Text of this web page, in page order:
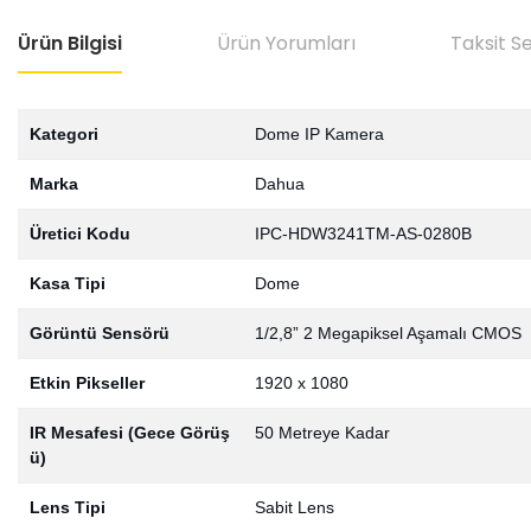
Ürün Bilgisi Ürün Yorumları Taksit
Kategori Dome IP Kamera
Marka Dahua
Üretici Kodu IPC-HDW3241TM-AS-0280B
Kasa Tipi Dome
Görüntü Sensörü 1/2,8” 2 Megapiksel Aşamalı CMOS
Etkin Pikseller 1920 x 1080
IR Mesafesi (Gece Görüş
ü)
50 Metreye Kadar
Lens Tipi Sabit Lens